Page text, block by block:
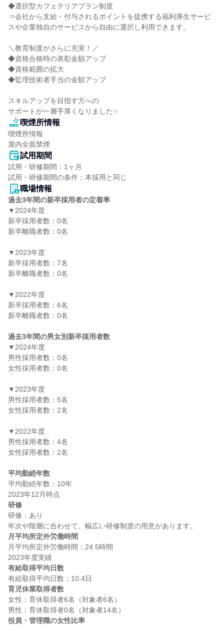
◆選択型カフェテリアプラン制度
⇒会社から支給・付与されるポイントを提携する福利厚生サービ
スや企業独自のサービスから自由に選択し利用できます。
＼教育制度がさらに充実！／
◆資格合格時の表彰金額アップ
◆資格範囲の拡大
◆監理技術者手当の金額アップ
スキルアップを目指す方への
サポートが一層手厚くなりました✨
喫煙所情報
喫煙所情報
屋内全面禁煙
試用期間
試用・研修期間：1ヶ月
職場情報
過去3年間の新卒採用者の定着率
▼2024年度
新卒採用者数：0名
新卒離職者数：0名
▼2023年度
新卒採用者数：7名
新卒離職者数：0名
▼2022年度
新卒採用者数：6名
新卒離職者数：0名
過去3年間の男女別新卒採用者数
▼2024年度
男性採用者数：0名
女性採用者数：0名
▼2023年度
男性採用者数：5名
女性採用者数：2名
▼2022年度
男性採用者数：4名
女性採用者数：2名
平均勤続年数
平均勤続年数：10年
研修
研修：あり
月平均所定外労働時間
月平均所定外労働時間：24.5時間
有給取得平均日数
育児休業取得者数
女性：育休取得者6名（対象者6名）
役員・管理職の女性比率